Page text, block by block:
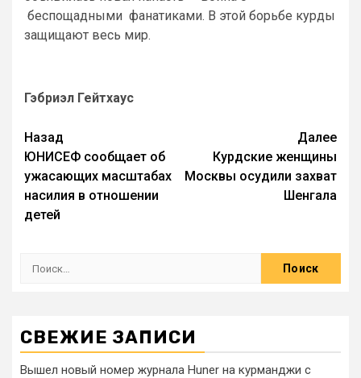
беспощадными фанатиками. В этой борьбе курды
защищают весь мир.
Гэбриэл Гейтхаус
Назад
ЮНИСЕФ сообщает об
ужасающих масштабах
насилия в отношении
детей
Далее
Курдские женщины
Москвы осудили захват
Шенгала
СВЕЖИЕ ЗАПИСИ
Вышел новый номер журнала Huner на курманджи с